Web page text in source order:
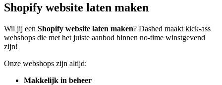
Shopify website laten maken
Wil jij een Shopify website laten maken? Dashed maakt kick-ass
webshops die met het juiste aanbod binnen no-time winstgevend
zijn!
Onze webshops zijn altijd:
Makkelijk in beheer